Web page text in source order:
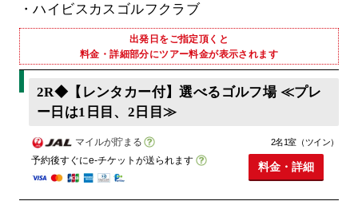
・ハイビスカスゴルフクラブ
出発日をご指定頂くと
料金・詳細部分にツアー料金が表示されます
2R◆【レンタカー付】選べるゴルフ場 ≪プレ
ー日は1日目、2日目≫
マイルが貯まる
予約後すぐにe-チケットが送られます
2名1室（ツイン）
料金・詳細